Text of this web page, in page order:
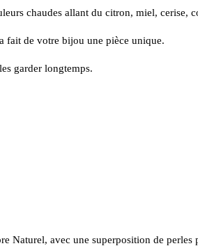
chaudes allant du citron, miel, cerise,
fait de votre bijou une pièce unique.
garder longtemps.
Naturel, avec une superposition de